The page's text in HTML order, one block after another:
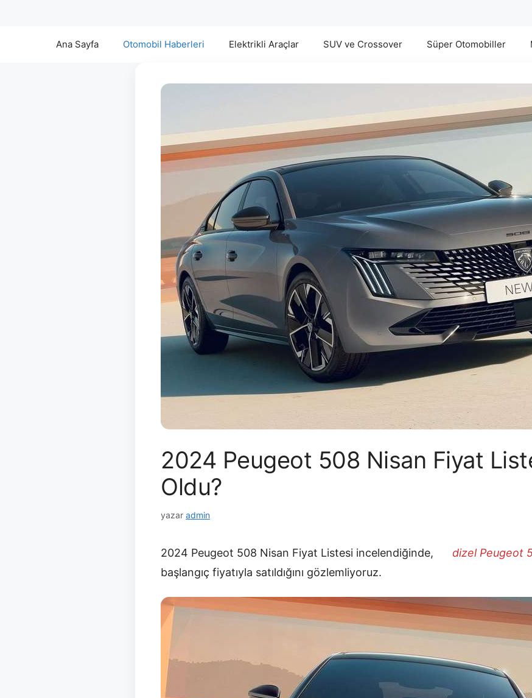
Ana Sayfa Otomobil Haberleri Elektrikli Araçlar SUV ve Crossover Süper Otomobiller
2024 Peugeot 508 Nisan Fiyat
Oldu?
yazar admin
2024 Peugeot 508 Nisan Fiyat Listesi incelendiğinde, dizel Peugeot
başlangıç fiyatıyla satıldığını gözlemliyoruz.